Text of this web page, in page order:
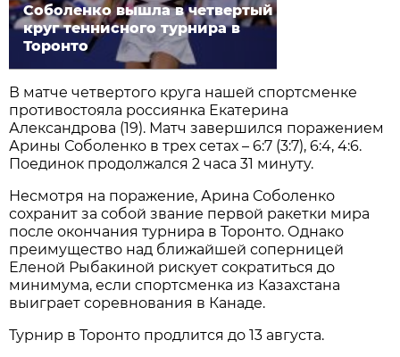
Соболенко вышла в четвертый
круг теннисного турнира в
Торонто
В матче четвертого круга нашей спортсменке
противостояла россиянка Екатерина
Александрова (19). Матч завершился поражением
Арины Соболенко в трех сетах – 6:7 (3:7), 6:4, 4:6.
Поединок продолжался 2 часа 31 минуту.
Несмотря на поражение, Арина Соболенко
сохранит за собой звание первой ракетки мира
после окончания турнира в Торонто. Однако
преимущество над ближайшей соперницей
Еленой Рыбакиной рискует сократиться до
минимума, если спортсменка из Казахстана
выиграет соревнования в Канаде.
Турнир в Торонто продлится до 13 августа.